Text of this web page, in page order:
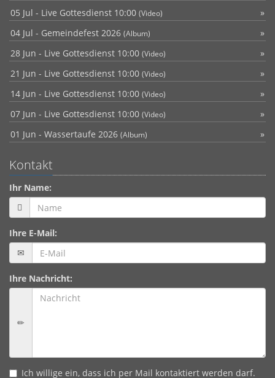
05 Jul - Live Gottesdienst 10:00 (Video)
04 Jul - Gemeindefest 2026 (Album)
28 Jun - Live Gottesdienst 10:00 (Video)
21 Jun - Live Gottesdienst 10:00 (Video)
14 Jun - Live Gottesdienst 10:00 (Video)
07 Jun - Live Gottesdienst 10:00 (Video)
01 Jun - Wassertaufe 2026 (Album)
Kontakt
Ihr Name:
Ihre E-Mail:
Ihre Nachricht:
Ich willige ein, dass ich per Mail kontaktiert werden darf.